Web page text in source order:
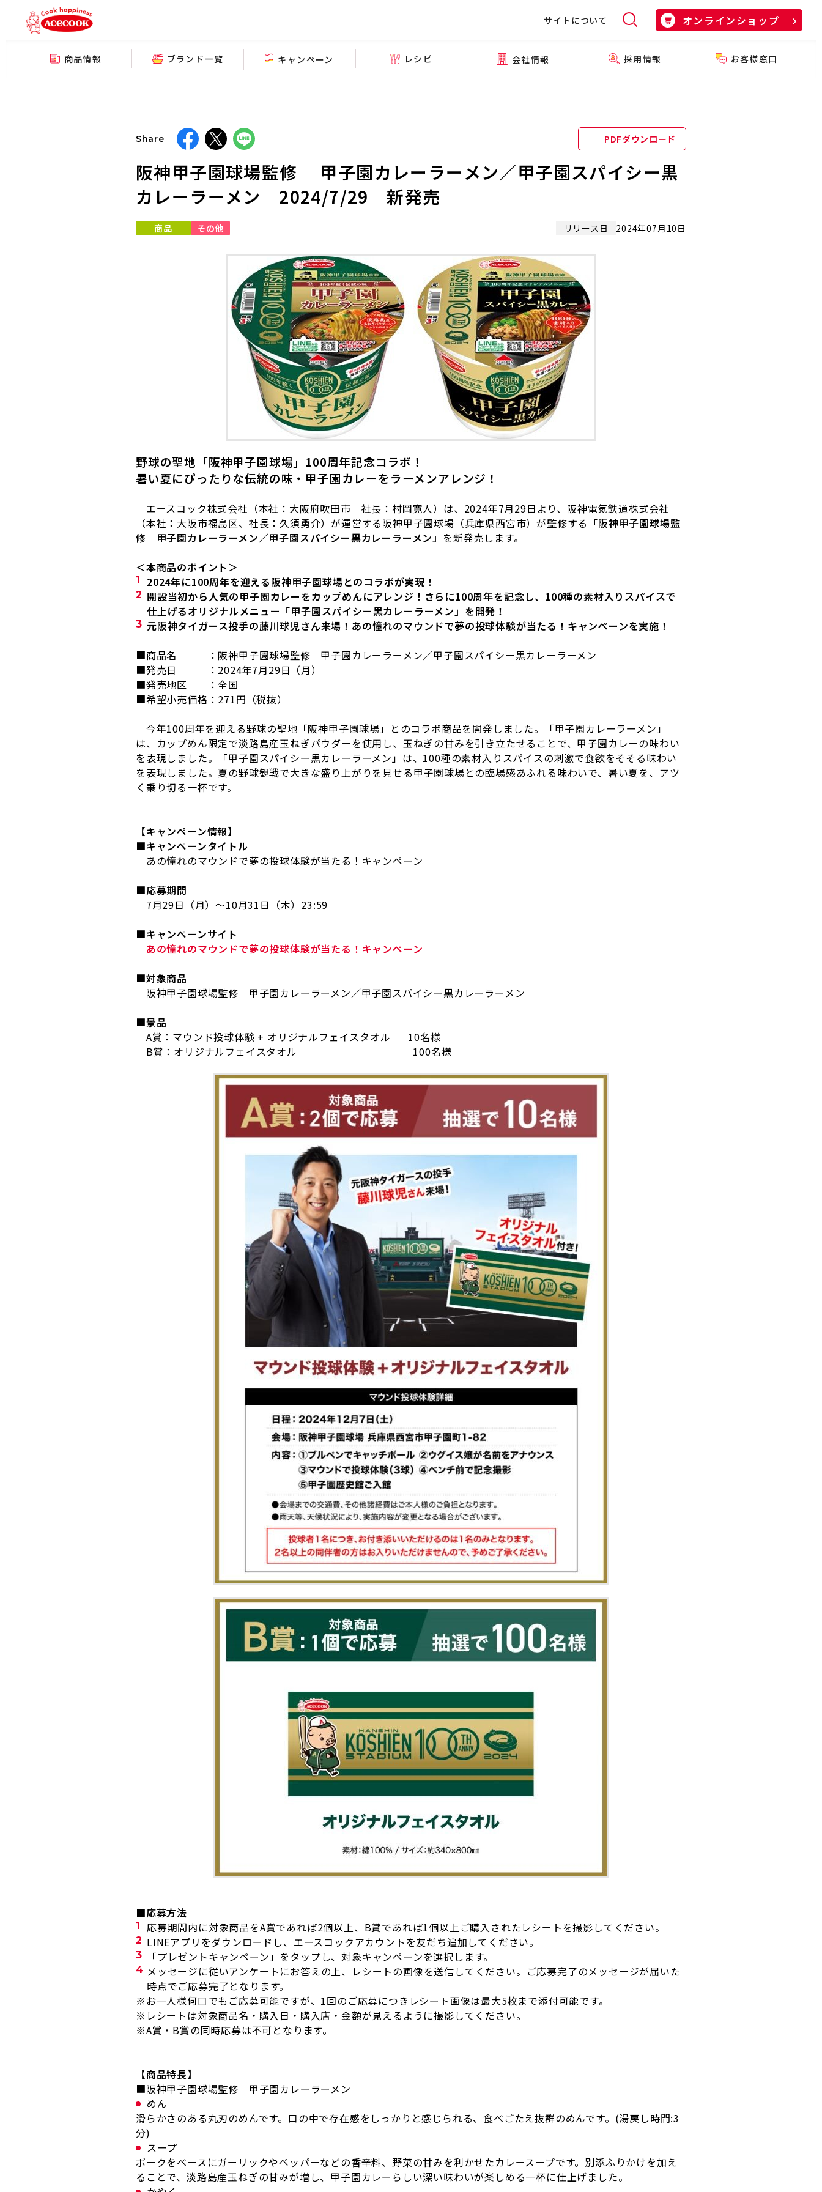
サイトについて オンラインショップ
商品情報 ブランド一覧 キャンペーン レシピ 会社情報 採用情報 お客様窓口
Share PDFダウンロード
阪神甲子園球場監修 甲子園カレーラーメン／甲子園スパイシー黒
カレーラーメン 2024/7/29 新発売
商品 その他 リリース日 2024年07月10日
野球の聖地「阪神甲子園球場」 100周年記念コラボ！
暑い夏にぴったりな伝統の味・甲子園カレーをラーメンアレンジ！
エースコック株式会社（本社：大阪府吹田市 社長：村岡寛人）は、 2024年7月29日より、阪神電気鉄道株式会社
（本社：大阪市福島区、社長：久須勇介）が運営する阪神甲子園球場（兵庫県西宮市）が監修する 「阪神甲子園球場監
修 甲子園カレーラーメン／甲子園スパイシー黒カレーラーメン」 を新発売します。
＜本商品のポイント＞
2024年に100周年を迎える阪神甲子園球場とのコラボが実現！
開設当初から人気の甲子園カレーをカップめんにアレンジ！さらに100周年を記念し、 100種の素材入りスパイスで
仕上げるオリジナルメニュー「甲子園スパイシー黒カレーラーメン」を開発！
元阪神タイガース投手の藤川球児さん来場！あの憧れのマウンドで夢の投球体験が当たる！キャンペーンを実施！
■商品名 ：阪神甲子園球場監修 甲子園カレーラーメン／甲子園スパイシー黒カレーラーメン
■発売日 ： 2024年7月29日（月）
■発売地区 ：全国
■希望小売価格： 271円（税抜）
今年100周年を迎える野球の聖地「阪神甲子園球場」とのコラボ商品を開発しました。「甲子園カレーラーメン」
は、カップめん限定で淡路島産玉ねぎパウダーを使用し、玉ねぎの甘みを引き立たせることで、甲子園カレーの味わい
を表現しました。「甲子園スパイシー黒カレーラーメン」は、100種の素材入りスパイスの刺激で食欲をそそる味わい
を表現しました。夏の野球観戦で大きな盛り上がりを見せる甲子園球場との臨場感あふれる味わいで、暑い夏を、アツ
く乗り切る一杯です。
【キャンペーン情報】
■キャンペーンタイトル
あの憧れのマウンドで夢の投球体験が当たる！キャンペーン
■応募期間
7月29日（月）～10月31日（木）23:59
■キャンペーンサイト
あの憧れのマウンドで夢の投球体験が当たる！キャンペーン
■対象商品
阪神甲子園球場監修 甲子園カレーラーメン／甲子園スパイシー黒カレーラーメン
■景品
A賞：マウンド投球体験 + オリジナルフェイスタオル 10名様
B賞：オリジナルフェイスタオル 100名様
■応募方法
応募期間内に対象商品をA賞であれば2個以上、B賞であれば1個以上ご購入されたレシートを撮影してください。
LINEアプリをダウンロードし、エースコックアカウントを友だち追加してください。
「プレゼントキャンペーン」をタップし、対象キャンペーンを選択します。
メッセージに従いアンケートにお答えの上、レシートの画像を送信してください。ご応募完了のメッセージが届いた
時点でご応募完了となります。
※お一人様何口でもご応募可能ですが、1回のご応募につきレシート画像は最大5枚まで添付可能です。
※レシートは対象商品名・購入日・購入店・金額が見えるように撮影してください。
※A賞・B賞の同時応募は不可となります。
【商品特長】
■阪神甲子園球場監修 甲子園カレーラーメン
めん
滑らかさのある丸刃のめんです。口の中で存在感をしっかりと感じられる、食べごたえ抜群のめんです。(湯戻し時間:3
分)
スープ
ポークをベースにガーリックやペッパーなどの香辛料、野菜の甘みを利かせたカレースープです。別添ふりかけを加え
ることで、淡路島産玉ねぎの甘みが増し、甲子園カレーらしい深い味わいが楽しめる一杯に仕上げました。